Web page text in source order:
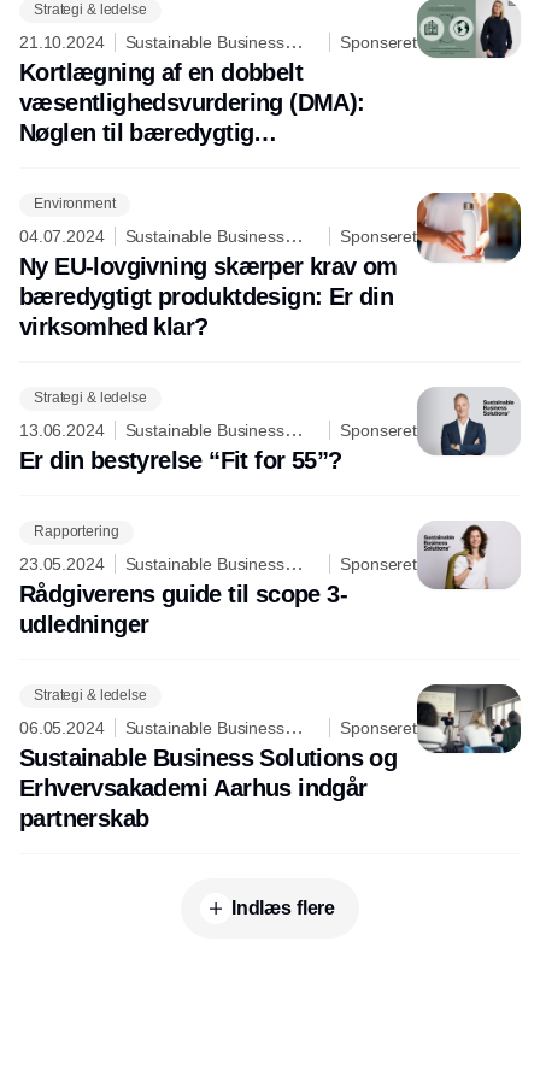
Strategi & ledelse
21.10.2024
Sustainable Business
Solutions ApS
Sponseret
Kortlægning af en dobbelt
væsentlighedsvurdering (DMA):
Nøglen til bæredygtig
Environment
04.07.2024
Sustainable Business
Solutions ApS
Sponseret
Ny EU-lovgivning skærper krav om
bæredygtigt produktdesign: Er din
virksomhed klar?
Strategi & ledelse
13.06.2024
Sustainable Business
Solutions ApS
Sponseret
Er din bestyrelse “Fit for 55”?
Rapportering
23.05.2024
Sustainable Business
Solutions ApS
Sponseret
Rådgiverens guide til scope 3-
udledninger
Strategi & ledelse
06.05.2024
Sustainable Business
Solutions ApS
Sponseret
Sustainable Business Solutions og
Erhvervsakademi Aarhus indgår
partnerskab
Indlæs flere